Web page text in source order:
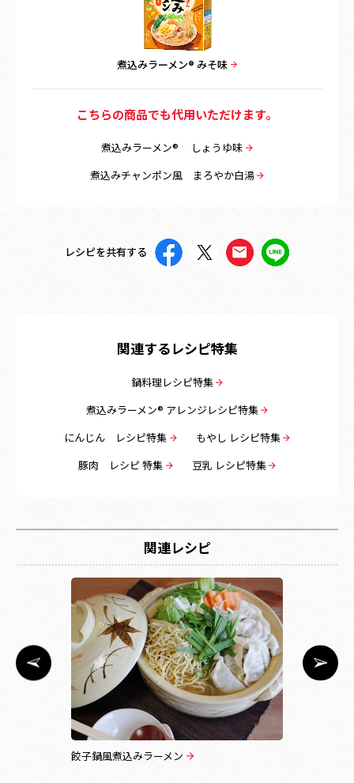
煮込みラーメン® みそ味
こちらの商品でも代用いただけます。
煮込みラーメン® しょうゆ味
煮込みチャンポン風 まろやか白湯
レシピを共有する
関連するレシピ特集
鍋料理レシピ特集
煮込みラーメン® アレンジレシピ特集
にんじん レシピ特集
もやし レシピ特集
豚肉 レシピ 特集
豆乳 レシピ特集
関連レシピ
餃子鍋風煮込みラーメン